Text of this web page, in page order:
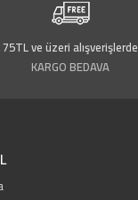
75TL ve üzeri alışverişlerde
KARGO BEDAVA